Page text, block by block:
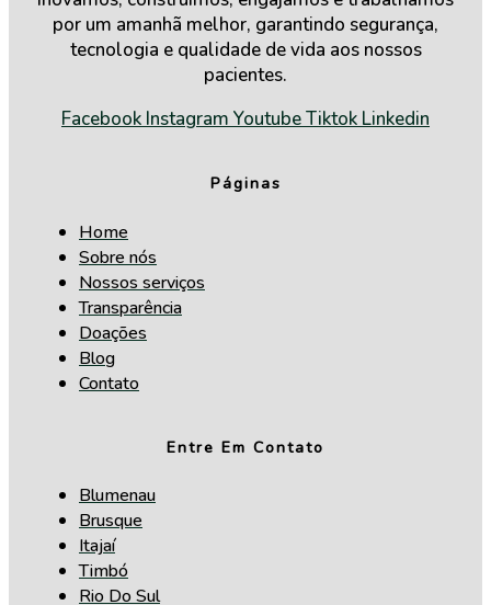
por um amanhã melhor, garantindo segurança,
tecnologia e qualidade de vida aos nossos
pacientes.
Facebook Instagram YoutubeTiktok Linkedin
Páginas
Home
Sobre nós
Nossos serviços
Transparência
Doações
Blog
Contato
Entre Em Contato
Blumenau
Brusque
Itajaí
Timbó
Rio Do Sul